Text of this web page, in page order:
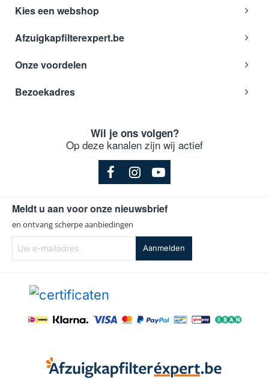
Kies een webshop
Afzuigkapfilterexpert.be
Onze voordelen
Bezoekadres
Wil je ons volgen?
Op deze kanalen zijn wij actief
Meldt u aan voor onze nieuwsbrief
en ontvang scherpe aanbiedingen
e-
mailadres
Aanmelden